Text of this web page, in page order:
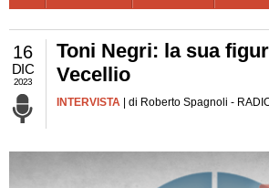
16
DIC
2023
Toni Negri: la sua
Vecellio
INTERVISTA | di Roberto Spagnoli -